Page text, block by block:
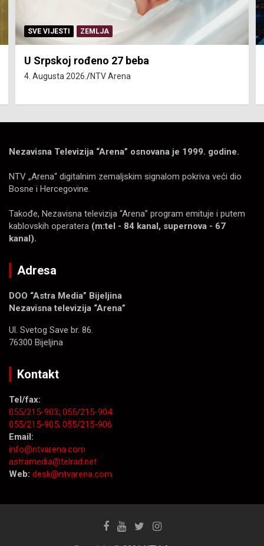
SERVISNE INFORMACIJE
Isključenja vode – utorak 4. avgust
4. Augusta 2026. NTV Arena
Nezavisna Televizija “Arena” osnovana je 1999. godine.
NTV „Arena“ digitalnim zemaljskim signalom pokriva veći dio
Bosne i Hercegovine.
Takođe, Nezavisna televizija “Arena” program emituje i putem
kablovskih operatera (m:tel - 84 kanal, supernova - 67
kanal).
Adresa
DOO “Astra Media” Bijeljina
Nezavisna televizija “Arena”
Ul. Svetog Save br. 86.
76300 Bijeljina
Kontakt
Tel/fax:
055/215-903; 055/215-904
055/215-905; 055/215-906
Email:
info@ntvarena.com
astramedia@telrad.net
Web: desk@ntvarena.com